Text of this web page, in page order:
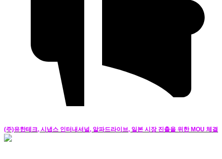
(주)유한테크, 시냅스 인터내셔널, 알파드라이브, 일본 시장 진출을 위한 MOU 체결